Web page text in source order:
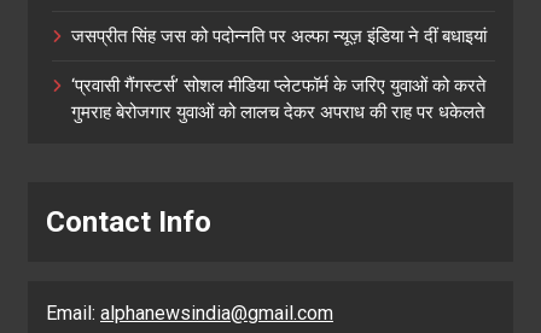
जसप्रीत सिंह जस को पदोन्नति पर अल्फा न्यूज़ इंडिया ने दीं बधाइयां
‘प्रवासी गैंगस्टर्स’ सोशल मीडिया प्लेटफॉर्म के जरिए युवाओं को करते
गुमराह बेरोजगार युवाओं को लालच देकर अपराध की राह पर धकेलते
Contact Info
Email: alphanewsindia@gmail.com